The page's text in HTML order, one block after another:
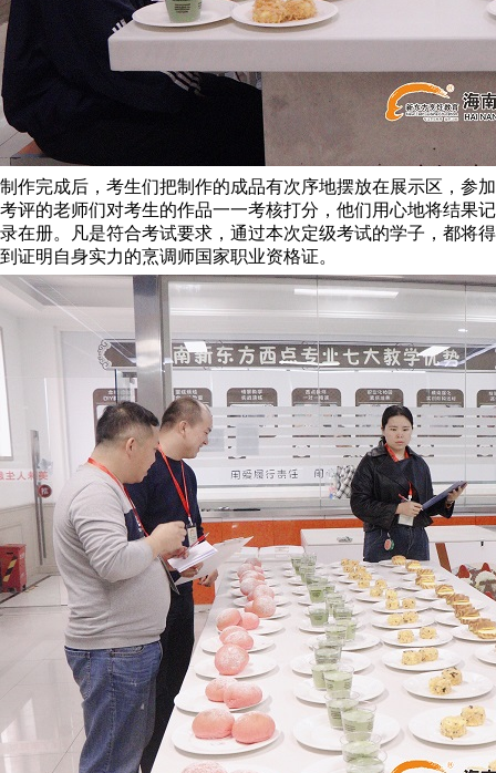
制作完成后，考生们把制作的成品有次序地摆放在展示区，参加
考评的老师们对考生的作品一一考核打分，他们用心地将结果记
录在册。凡是符合考试要求，通过本次定级考试的学子，都将得
到证明自身实力的烹调师国家职业资格证。